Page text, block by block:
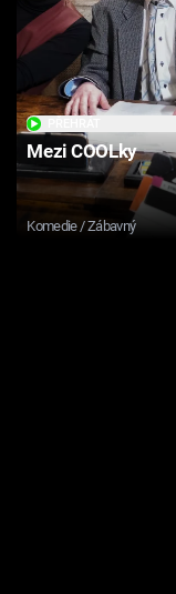
Mezi COOLky
Komedie / Zábavný